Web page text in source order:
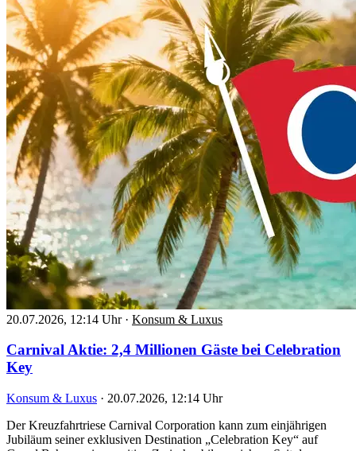
20.07.2026, 12:14 Uhr · Konsum & Luxus
Carnival Aktie: 2,4 Millionen Gäste bei Celebration
Key
Konsum & Luxus · 20.07.2026, 12:14 Uhr
Der Kreuzfahrtriese Carnival Corporation kann zum einjährigen
Jubiläum seiner exklusiven Destination „Celebration Key“ auf